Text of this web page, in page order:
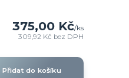
375,00 Kč/ks
309,92 Kč bez DPH
Přidat do košíku